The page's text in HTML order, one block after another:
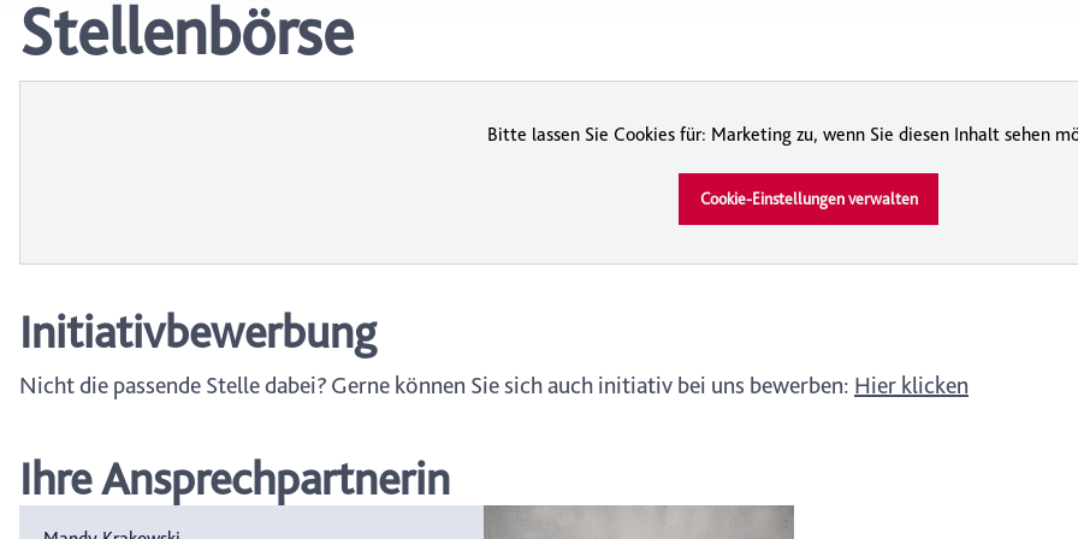
können Ihre Einwilligung jederzeit mit Wirkung für die Zukunft in unserer
Stellenbörse
Bitte lassen Sie Cookies für: Marketing zu, wenn Sie diesen Inhalt sehen
Cookie-Einstellungen verwalten
Initiativbewerbung
Nicht die passende Stelle dabei? Gerne können Sie sich auch initiativ bei uns bewerben: Hier klicken
Ihre Ansprechpartnerin